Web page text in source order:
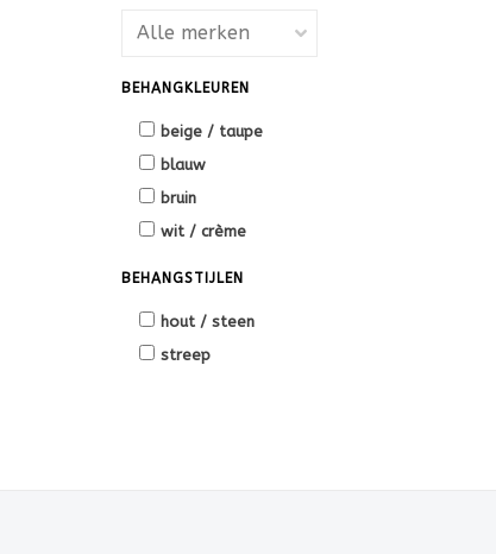
BEHANGKLEUREN
beige / taupe
blauw
bruin
wit / crème
BEHANGSTIJLEN
hout / steen
streep